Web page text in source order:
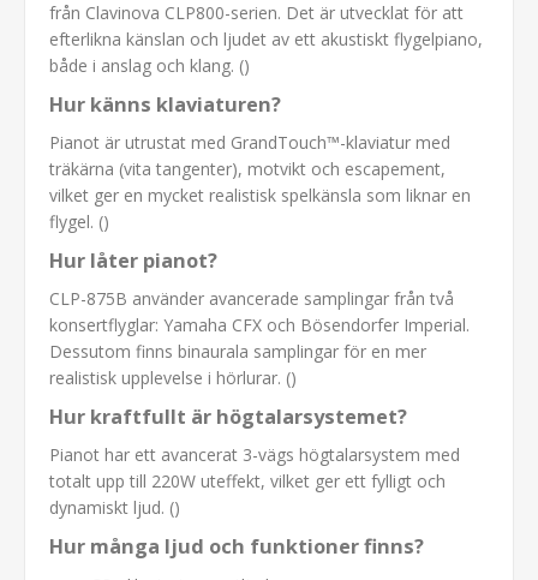
från Clavinova CLP800-serien. Det är utvecklat för att
efterlikna känslan och ljudet av ett akustiskt flygelpiano,
både i anslag och klang. ()
Hur känns klaviaturen?
Pianot är utrustat med GrandTouch™-klaviatur med
träkärna (vita tangenter), motvikt och escapement,
vilket ger en mycket realistisk spelkänsla som liknar en
flygel. ()
Hur låter pianot?
CLP-875B använder avancerade samplingar från två
konsertflyglar: Yamaha CFX och Bösendorfer Imperial.
Dessutom finns binaurala samplingar för en mer
realistisk upplevelse i hörlurar. ()
Hur kraftfullt är högtalarsystemet?
Pianot har ett avancerat 3-vägs högtalarsystem med
totalt upp till 220W uteffekt, vilket ger ett fylligt och
dynamiskt ljud. ()
Hur många ljud och funktioner finns?